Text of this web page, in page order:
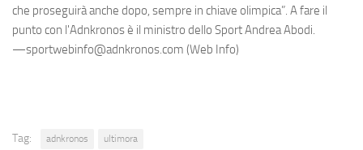
che proseguirà anche dopo, sempre in chiave olimpica”. A fare il
punto con l'Adnkronos è il ministro dello Sport Andrea Abodi.
—sportwebinfo@adnkronos.com (Web Info)
Tag: adnkronos ultimora